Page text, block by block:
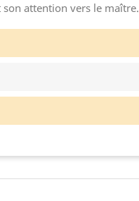
attention vers le maître.